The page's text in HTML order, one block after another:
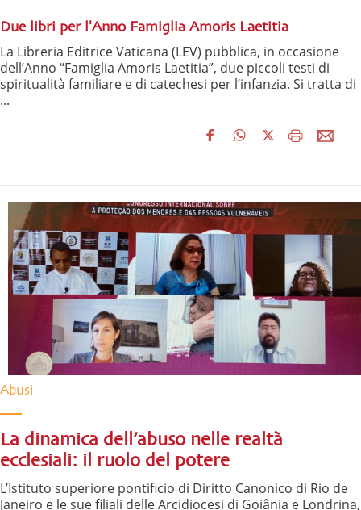
Due libri per l'Anno Famiglia Amoris Laetitia
La Libreria Editrice Vaticana (LEV) pubblica, in occasione
dell’Anno “Famiglia Amoris Laetitia”, due piccoli testi di
spiritualità familiare e di catechesi per l’infanzia. Si tratta di
...
Abusi
La dinamica dell’abuso nelle realtà
ecclesiali: il ruolo del potere
L’Istituto superiore pontificio di Diritto Canonico di Rio de
Janeiro e le sue filiali delle Arcidiocesi di Goiânia e Londrina,